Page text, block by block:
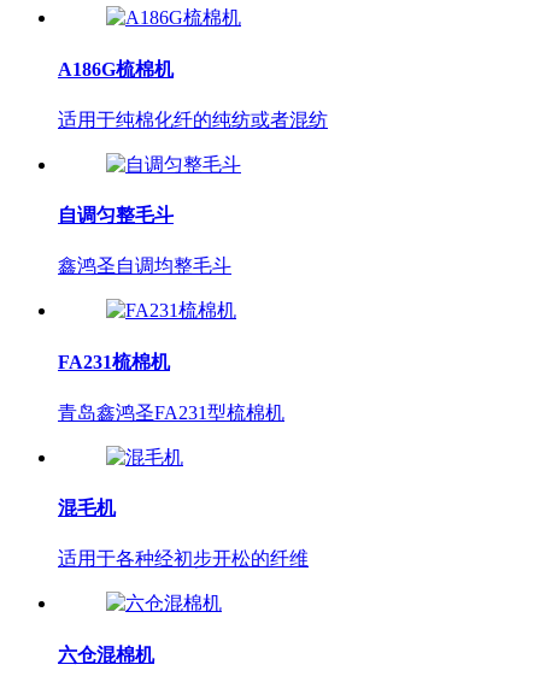
A186G梳棉机
适用于纯棉化纤的纯纺或者混纺
自调匀整毛斗
鑫鸿圣自调均整毛斗
FA231梳棉机
青岛鑫鸿圣FA231型梳棉机
混毛机
适用于各种经初步开松的纤维
六仓混棉机